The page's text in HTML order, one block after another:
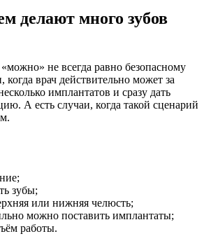
делают много зубов
не всегда равно безопасному
врач действительно может за
имплантатов и сразу дать
А есть случаи, когда такой сценарий
зубы;
или нижняя челюсть;
можно поставить имплантаты;
работы.